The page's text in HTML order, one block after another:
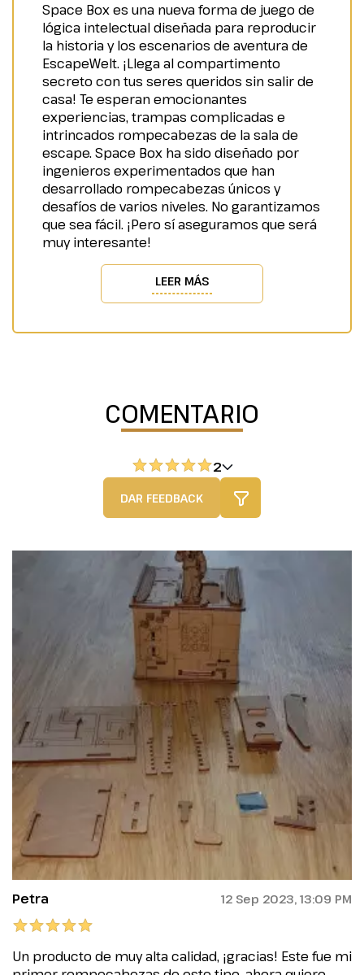
Space Box es una nueva forma de juego de
lógica intelectual diseñada para reproducir
la historia y los escenarios de aventura de
EscapeWelt. ¡Llega al compartimento
secreto con tus seres queridos sin salir de
casa! Te esperan emocionantes
experiencias, trampas complicadas e
intrincados rompecabezas de la sala de
escape. Space Box ha sido diseñado por
ingenieros experimentados que han
desarrollado rompecabezas únicos y
desafíos de varios niveles. No garantizamos
que sea fácil. ¡Pero sí aseguramos que será
muy interesante!
LEER MÁS
COMENTARIO
2
DAR FEEDBACK
Petra 12 Sep 2023, 13:09 PM
Un producto de muy alta calidad, ¡gracias! Este fue mi